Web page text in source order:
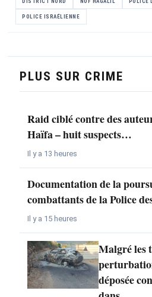
POLICE ISRAÉLIENNE
PLUS SUR CRIME
Raid ciblé contre des
Haïfa – huit suspects…
Il y a 13 heures
Documentation de la
combattants de la Police
Il y a 15 heures
Malgré les
déposée